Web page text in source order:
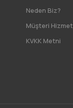
Neden Biz?
Müşteri
KVKK Metni